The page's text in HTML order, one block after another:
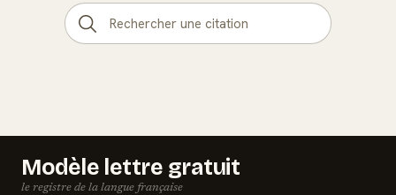
Modèle lettre gratuit
le registre de la langue française